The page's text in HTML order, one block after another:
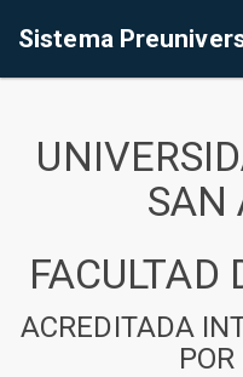
Sistema
SAN
FACULTAD
ACREDITADA